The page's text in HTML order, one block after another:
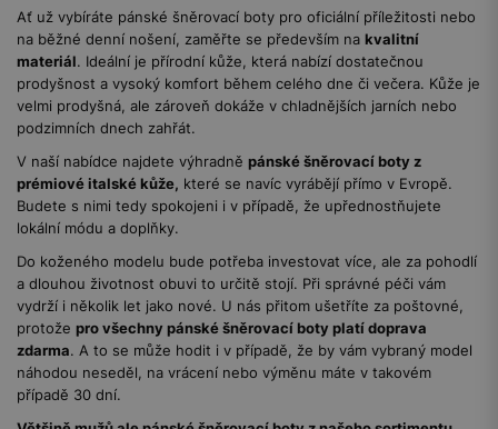
Ať už vybíráte pánské šněrovací boty pro oficiální příležitosti nebo
na běžné denní nošení, zaměřte se především na kvalitní
materiál. Ideální je přírodní kůže, která nabízí dostatečnou
prodyšnost a vysoký komfort během celého dne či večera. Kůže je
velmi prodyšná, ale zároveň dokáže v chladnějších jarních nebo
podzimních dnech zahřát.
V naší nabídce najdete výhradně pánské šněrovací boty z
prémiové italské kůže, které se navíc vyrábějí přímo v Evropě.
Budete s nimi tedy spokojeni i v případě, že upřednostňujete
lokální módu a doplňky.
Do koženého modelu bude potřeba investovat více, ale za pohodlí
a dlouhou životnost obuvi to určitě stojí. Při správné péči vám
vydrží i několik let jako nové. U nás přitom ušetříte za poštovné,
protože pro všechny pánské šněrovací boty platí doprava
zdarma. A to se může hodit i v případě, že by vám vybraný model
náhodou neseděl, na vrácení nebo výměnu máte v takovém
případě 30 dní.